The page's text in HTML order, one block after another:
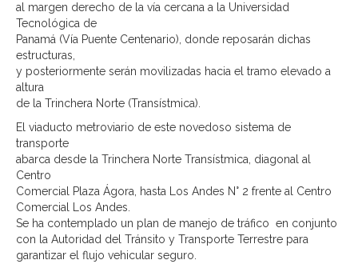
al margen derecho de la vía cercana a la Universidad
Tecnológica de
Panamá (Vía Puente Centenario), donde reposarán dichas
estructuras,
y posteriormente serán movilizadas hacia el tramo elevado a
altura
de la Trinchera Norte (Transístmica).
El viaducto metroviario de este novedoso sistema de
transporte
abarca desde la Trinchera Norte Transístmica, diagonal al
Centro
Comercial Plaza Ágora, hasta Los Andes N° 2 frente al Centro
Comercial Los Andes.
Se ha contemplado un plan de manejo de tráfico en conjunto
con la Autoridad del Tránsito y Transporte Terrestre para
garantizar el flujo vehicular seguro.